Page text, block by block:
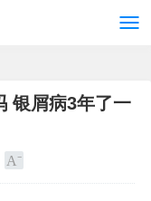
银屑病3年了一